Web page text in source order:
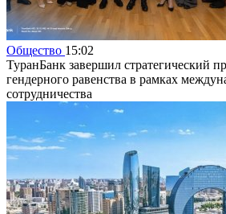
Общество 15:02
ТуранБанк завершил стратегический
гендерного равенства в рамках
сотрудничества